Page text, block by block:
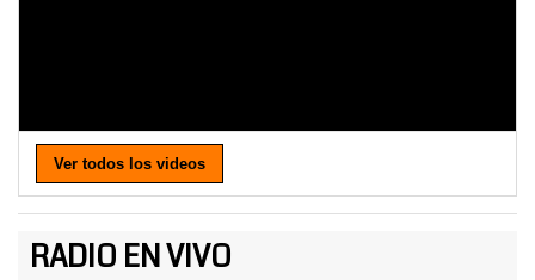
Ver todos los videos
RADIO EN VIVO